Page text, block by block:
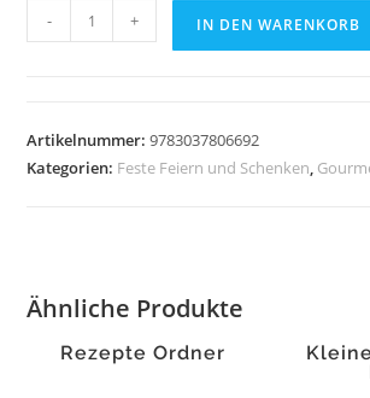
Fürobigchuchi
Menge
- + IN DEN WARENKORB
Artikelnummer:9783037806692
Kategorien: Feste Feiern und Schenken,
Ähnliche Produkte
Rezepte Ordner